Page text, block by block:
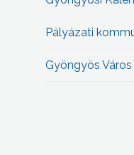
Pályázati
Gyöngyös